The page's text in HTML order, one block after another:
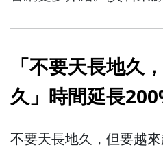
「不要天長地久
久」時間延長
不要天長地久，但要越來